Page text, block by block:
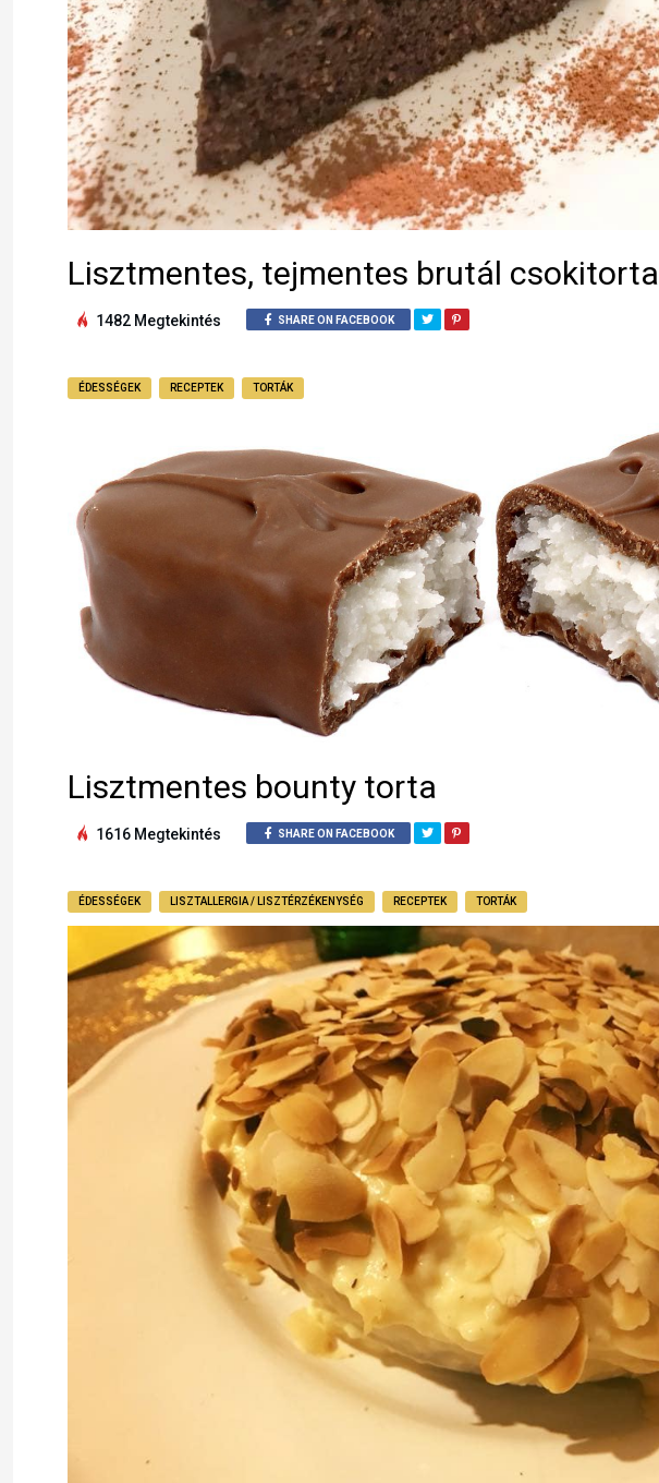
Lisztmentes, tejmentes brutál csokitorta
1482 Megtekintés SHARE ON FACEBOOK
ÉDESSÉGEK RECEPTEK TORTÁK
Lisztmentes bounty torta
1616 Megtekintés SHARE ON FACEBOOK
ÉDESSÉGEK LISZTALLERGIA / LISZTÉRZÉKENYSÉG RECEPTEK TORTÁK